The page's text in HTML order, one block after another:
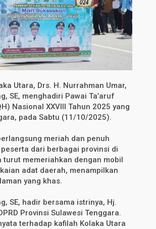
Utara, Drs. H. Nurrahman Umar,
SE, menghadiri Pawai Ta’aruf
Nasional XXVIII Tahun 2025 yang
pada Sabtu (11/10/2025).
meriah dan penuh
dari berbagai provinsi di
memeriahkan dengan mobil
adat daerah, menampilkan
yang khas.
SE, hadir bersama istrinya, Hj.
Provinsi Sulawesi Tenggara.
terhadap kafilah Kolaka Utara